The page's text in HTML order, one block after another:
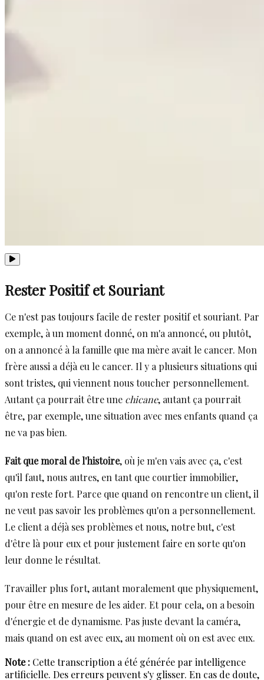
Rester Positif et Souriant
Ce n'est pas toujours facile de rester positif et souriant. Par
exemple, à un moment donné, on m'a annoncé, ou plutôt,
on a annoncé à la famille que ma mère avait le cancer. Mon
frère aussi a déjà eu le cancer. Il y a plusieurs situations qui
sont tristes, qui viennent nous toucher personnellement.
Autant ça pourrait être une chicane, autant ça pourrait
être, par exemple, une situation avec mes enfants quand ça
ne va pas bien.
Fait que moral de l'histoire, où je m'en vais avec ça, c'est
qu'il faut, nous autres, en tant que courtier immobilier,
qu'on reste fort. Parce que quand on rencontre un client, il
ne veut pas savoir les problèmes qu'on a personnellement.
Le client a déjà ses problèmes et nous, notre but, c'est
d'être là pour eux et pour justement faire en sorte qu'on
leur donne le résultat.
Travailler plus fort, autant moralement que physiquement,
pour être en mesure de les aider. Et pour cela, on a besoin
d'énergie et de dynamisme. Pas juste devant la caméra,
mais quand on est avec eux, au moment où on est avec eux.
Note : Cette transcription a été générée par intelligence
artificielle. Des erreurs peuvent s'y glisser. En cas de doute,